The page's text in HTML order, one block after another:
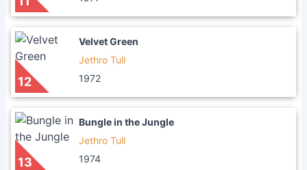
12
Velvet Green
Jethro Tull
1972
13
Bungle in the Jungle
Jethro Tull
1974